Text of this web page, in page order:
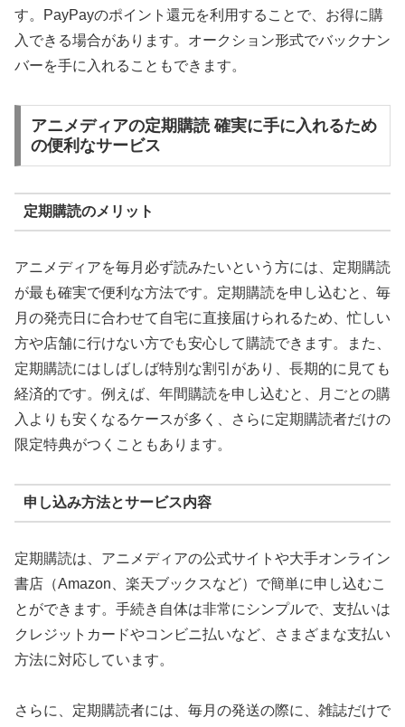
す。PayPayのポイント還元を利用することで、お得に購
入できる場合があります。オークション形式でバックナン
バーを手に入れることもできます。
アニメディアの定期購読 確実に手に入れるため
の便利なサービス
定期購読のメリット
アニメディアを毎月必ず読みたいという方には、定期購読
が最も確実で便利な方法です。定期購読を申し込むと、毎
月の発売日に合わせて自宅に直接届けられるため、忙しい
方や店舗に行けない方でも安心して購読できます。また、
定期購読にはしばしば特別な割引があり、長期的に見ても
経済的です。例えば、年間購読を申し込むと、月ごとの購
入よりも安くなるケースが多く、さらに定期購読者だけの
限定特典がつくこともあります。
申し込み方法とサービス内容
定期購読は、アニメディアの公式サイトや大手オンライン
書店（Amazon、楽天ブックスなど）で簡単に申し込むこ
とができます。手続き自体は非常にシンプルで、支払いは
クレジットカードやコンビニ払いなど、さまざまな支払い
方法に対応しています。
さらに、定期購読者には、毎月の発送の際に、雑誌だけで